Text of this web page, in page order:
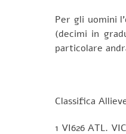
Per gli uomini
(decimi in
particolare
Classifica
1 VI626 ATL.